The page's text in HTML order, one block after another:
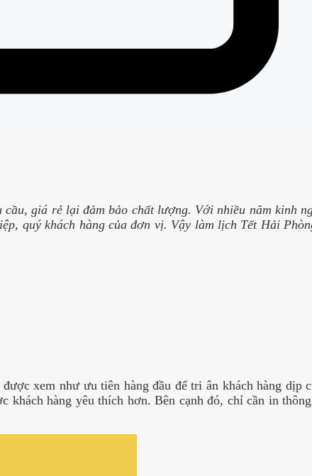
cầu, giá rẻ lại đảm bảo chất lượng. Với nhiều năm kinh
quý khách hàng của đơn vị. Vậy làm lịch Tết Hải
xem như ưu tiên hàng đầu để tri ân khách hàng dịp
khách hàng yêu thích hơn. Bên cạnh đó, chỉ cần in